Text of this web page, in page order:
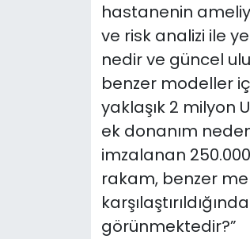
hastanenin
ve risk analizi ile
nedir ve güncel
benzer modeller
yaklaşık 2 milyon
ek donanım
imzalanan
rakam, benzer
görünmektedir?”